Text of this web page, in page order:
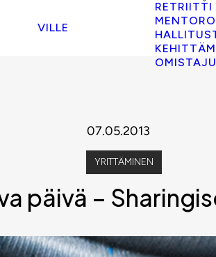
VILLE
RETRIITTI
07.05.2013
YRITTÄMINEN
päivä –